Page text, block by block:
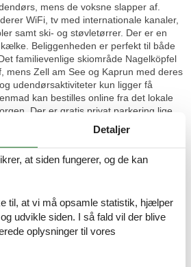
mens de voksne slapper af.
WiFi, tv med internationale kanaler,
samt ski- og støvletørrer. Der er en
Beliggenheden er perfekt til både
familievenlige skiområde Nagelköpfel
mens Zell am See og Kaprun med deres
udendørsaktiviteter kun ligger få
kan bestilles online fra det lokale
Der er gratis privat parkering lige
pejs, sofahjørne), åbent
elkedel, brødrister,
ovn, combi-mikroovn, opvaskemaskine
Stavblender), soveværelse(enkeltseng,
håndvask, toilet),
vaskemaskine, skistøvlevarmere,
Detaljer
at siden fungerer, og de kan
til, at vi må opsamle statistik, hjælper
udvikle siden. I så fald vil der blive
oplysninger til vores